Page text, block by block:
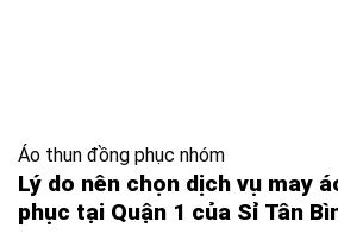
Áo thun đồng phục nhóm
Lý do nên chọn dịch vụ may
phục tại Quận 1 của Sỉ Tân